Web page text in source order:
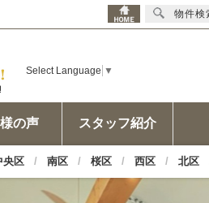
Select Language ▼
の声 スタッフ紹介
央区 南区 桜区 西区 北区
物件検